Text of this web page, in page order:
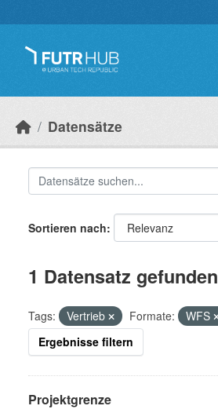
Datensätze
Sortieren nach
1 Datensatz gefunden
Tags: Vertrieb Formate: WFS
Ergebnisse filtern
Projektgrenze